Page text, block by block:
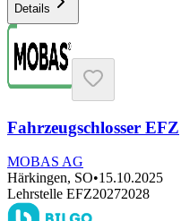
Details
Fahrzeugschlosser EFZ
MOBAS AG
Härkingen, SO•15.10.2025
Lehrstelle EFZ20272028